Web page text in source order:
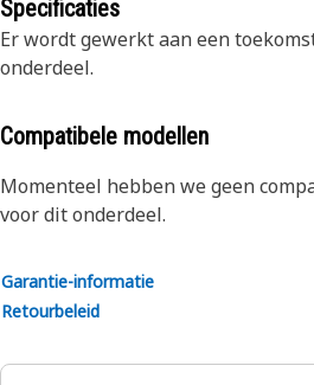
Specificaties
Er wordt gewerkt aan een
onderdeel.
Compatibele modellen
Momenteel hebben we geen
voor dit onderdeel.
Garantie-informatie
Retourbeleid